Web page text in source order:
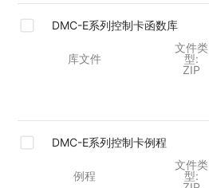
DMC-E系列控制卡函数库
库文件
文件类
型:
ZIP
DMC-E系列控制卡例程
例程
文件类
型: